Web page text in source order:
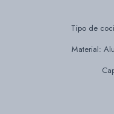
Tipo de
Material: